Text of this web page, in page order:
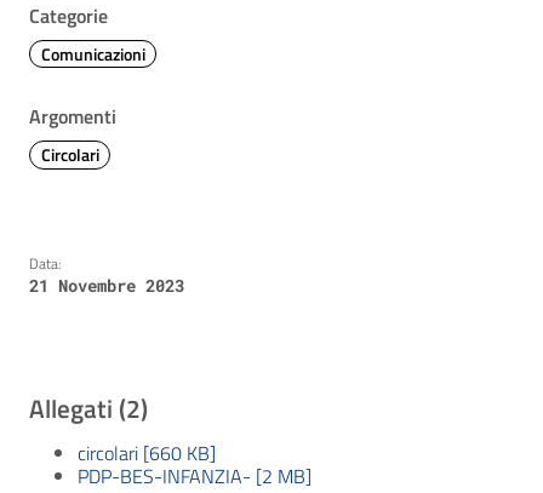
Categorie
Comunicazioni
Argomenti
Circolari
Data:
21 Novembre 2023
Allegati (2)
circolari [660 KB]
PDP-BES-INFANZIA- [2 MB]